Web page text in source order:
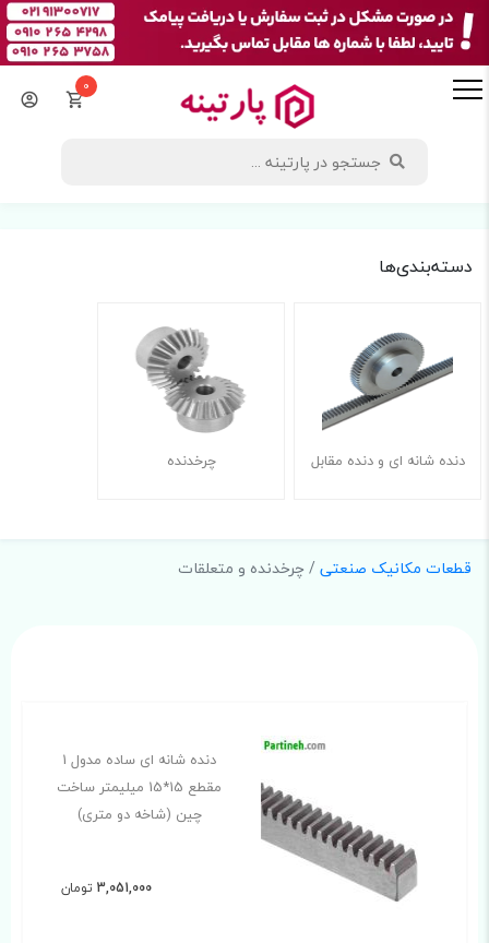
0
دسته‌بندی‌ها
دنده شانه ای و دنده مقابل چرخدنده
قطعات مکانیک صنعتی/ چرخدنده و متعلقات
دنده شانه ای ساده مدول 1
مقطع 15*15 میلیمتر ساخت
چین (شاخه دو متری)
3,051,000 تومان